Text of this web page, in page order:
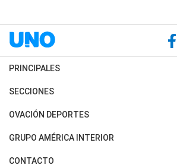
PRINCIPALES
Últimas Noticias
Política
SECCIONES
Horóscopo
Motores
OVACIÓN DEPORTES
Fútbol
Mundial
GRUPO AMÉRICA INTERIOR
Canal 7 en Vivo
CONTACTO